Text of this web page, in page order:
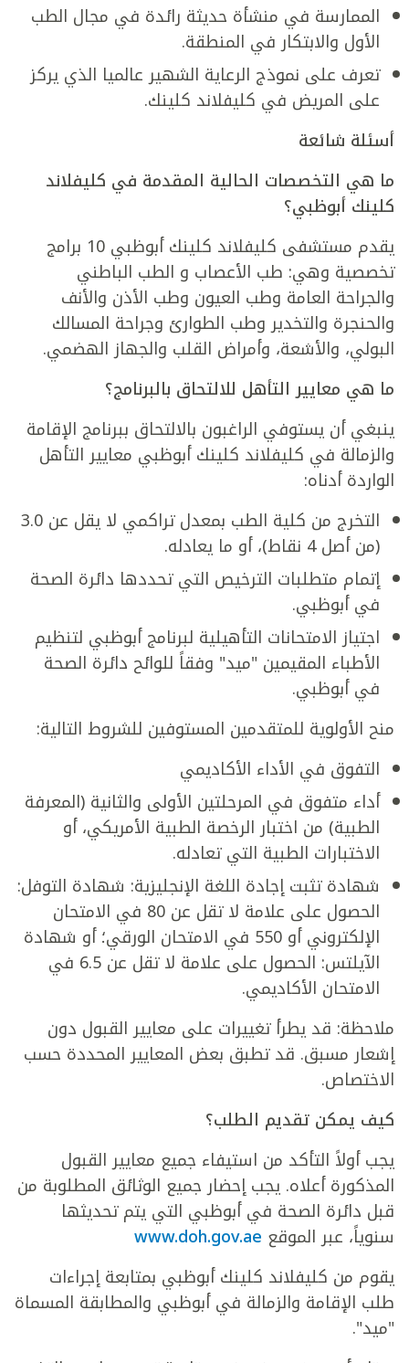
الممارسة في منشأة حديثة رائدة في مجال الطب
الأول والابتكار في المنطقة.
تعرف على نموذج الرعاية الشهير عالميا الذي يركز
على المريض في كليفلاند كلينك.
أسئلة شائعة
ما هي التخصصات الحالية المقدمة في كليفلاند
كلينك أبوظبي؟
يقدم مستشفى كليفلاند كلينك أبوظبي 10 برامج
تخصصية وهي: طب الأعصاب و الطب الباطني
والجراحة العامة وطب العيون وطب الأذن والأنف
والحنجرة والتخدير وطب الطوارئ وجراحة المسالك
البولي، والأشعة، وأمراض القلب والجهاز الهضمي.
ما هي معايير التأهل للالتحاق بالبرنامج؟
ينبغي أن يستوفي الراغبون بالالتحاق ببرنامج الإقامة
والزمالة في كليفلاند كلينك أبوظبي معايير التأهل
الواردة أدناه:
التخرج من كلية الطب بمعدل تراكمي لا يقل عن 3.0
(من أصل 4 نقاط)، أو ما يعادله.
إتمام متطلبات الترخيص التي تحددها دائرة الصحة
في أبوظبي.
اجتياز الامتحانات التأهيلية لبرنامج أبوظبي لتنظيم
الأطباء المقيمين "ميد" وفقاً للوائح دائرة الصحة
في أبوظبي.
منح الأولوية للمتقدمين المستوفين للشروط التالية:
التفوق في الأداء الأكاديمي
أداء متفوق في المرحلتين الأولى والثانية (المعرفة
الطبية) من اختبار الرخصة الطبية الأمريكي، أو
الاختبارات الطبية التي تعادله.
شهادة تثبت إجادة اللغة الإنجليزية: شهادة التوفل:
الحصول على علامة لا تقل عن 80 في الامتحان
الإلكتروني أو 550 في الامتحان الورقي؛ أو شهادة
الآيلتس: الحصول على علامة لا تقل عن 6.5 في
الامتحان الأكاديمي.
ملاحظة: قد يطرأ تغييرات على معايير القبول دون
إشعار مسبق. قد تطبق بعض المعايير المحددة حسب
الاختصاص.
كيف يمكن تقديم الطلب؟
يجب أولاً التأكد من استيفاء جميع معايير القبول
المذكورة أعلاه. يجب إحضار جميع الوثائق المطلوبة من
قبل دائرة الصحة في أبوظبي التي يتم تحديثها
سنوياً، عبر الموقع www.doh.gov.ae
يقوم من كليفلاند كلينك أبوظبي بمتابعة إجراءات
طلب الإقامة والزمالة في أبوظبي والمطابقة المسماة
"ميد".